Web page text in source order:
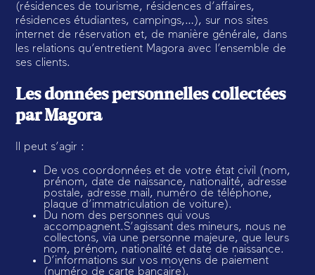
(résidences de tourisme, résidences d’affaires,
résidences étudiantes, campings,…), sur nos sites
internet de réservation et, de manière générale, dans
les relations qu’entretient Magora avec l’ensemble de
ses clients.
Les données personnelles collectées
par Magora
Il peut s’agir :
De vos coordonnées et de votre état civil (nom,
prénom, date de naissance, nationalité, adresse
postale, adresse mail, numéro de téléphone,
plaque d’immatriculation de voiture).
Du nom des personnes qui vous
accompagnent.S’agissant des mineurs, nous ne
collectons, via une personne majeure, que leurs
nom, prénom, nationalité et date de naissance.
D’informations sur vos moyens de paiement
(numéro de carte bancaire).